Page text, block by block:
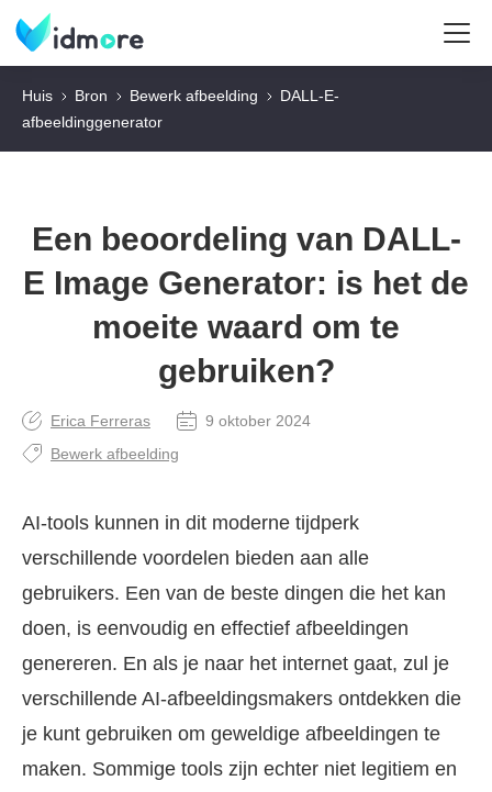
Huis Bron Bewerk afbeelding
DALL-E-
afbeeldinggenerator
Een beoordeling van DALL-
E Image Generator: is het de
moeite waard om te
gebruiken?
Erica Ferreras
9 oktober 2024
Bewerk afbeelding
AI-tools kunnen in dit moderne tijdperk
verschillende voordelen bieden aan alle
gebruikers. Een van de beste dingen die het kan
doen, is eenvoudig en effectief afbeeldingen
genereren. En als je naar het internet gaat, zul je
verschillende AI-afbeeldingsmakers ontdekken die
je kunt gebruiken om geweldige afbeeldingen te
maken. Sommige tools zijn echter niet legitiem en